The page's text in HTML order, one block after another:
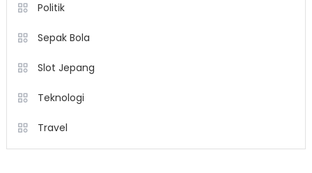
Politik
Sepak Bola
Slot Jepang
Teknologi
Travel